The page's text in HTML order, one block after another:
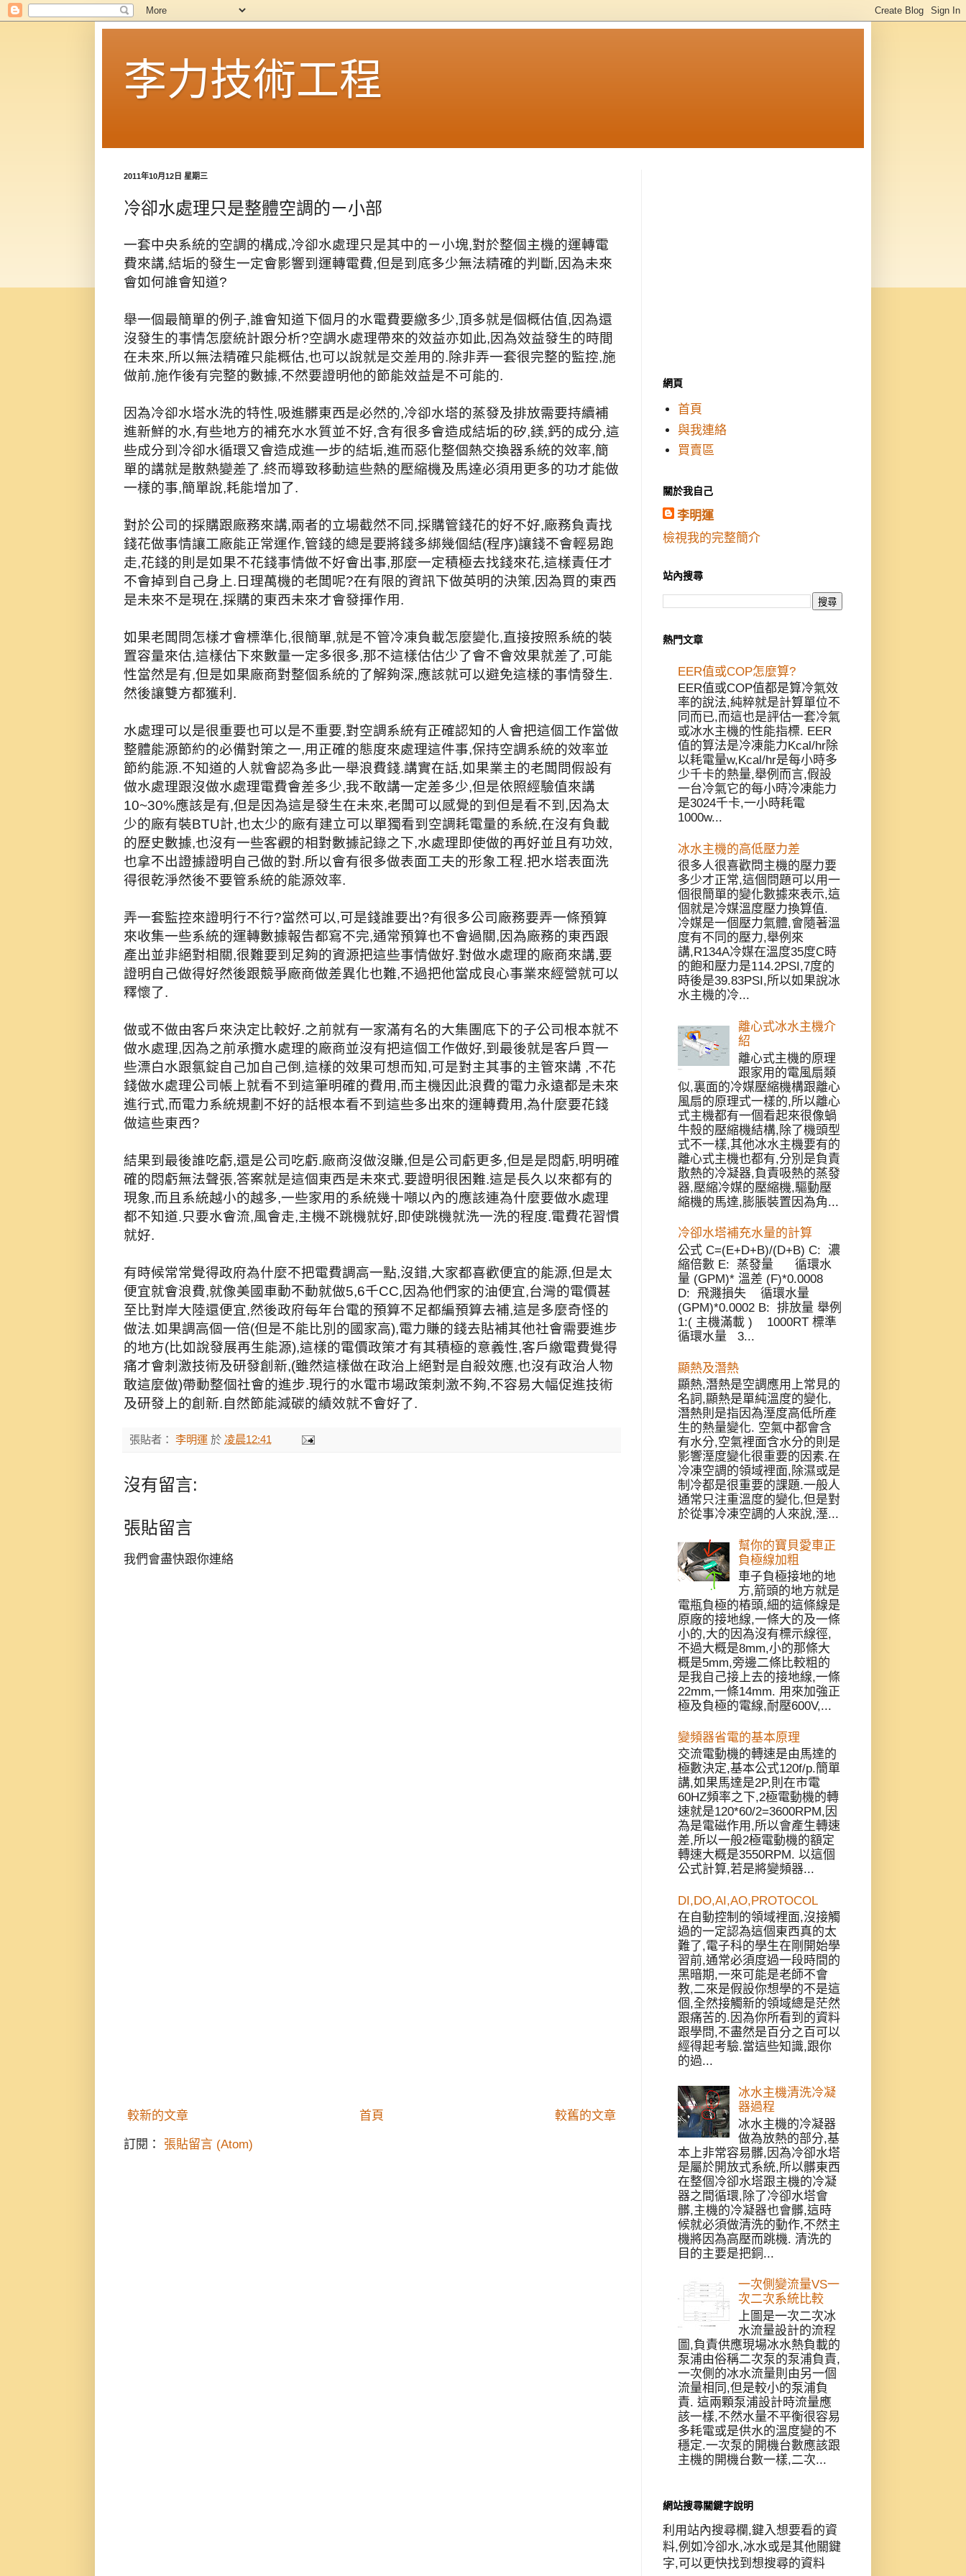
李力技術工程
2011年10月12日 星期三
冷卻水處理只是整體空調的ㄧ小部
一套中央系統的空調的構成,冷卻水處理只是其中的ㄧ小塊,對於整個主機的運轉電
費來講,結垢的發生一定會影響到運轉電費,但是到底多少無法精確的判斷,因為未來
會如何誰會知道?
舉一個最簡單的例子,誰會知道下個月的水電費要繳多少,頂多就是個概估值,因為還
沒發生的事情怎麼統計跟分析?空調水處理帶來的效益亦如此,因為效益發生的時間
在未來,所以無法精確只能概估,也可以說就是交差用的.除非弄一套很完整的監控,施
做前,施作後有完整的數據,不然要證明他的節能效益是不可能的.
因為冷卻水塔水洗的特性,吸進髒東西是必然的,冷卻水塔的蒸發及排放需要持續補
進新鮮的水,有些地方的補充水水質並不好,含有很多會造成結垢的矽,鎂,鈣的成分,這
些成分到冷卻水循環又會造成進一步的結垢,進而惡化整個熱交換器系統的效率,簡
單的講就是散熱變差了.終而導致移動這些熱的壓縮機及馬達必須用更多的功才能做
一樣的事,簡單說,耗能增加了.
對於公司的採購跟廠務來講,兩者的立場截然不同,採購管錢花的好不好,廠務負責找
錢花做事情讓工廠能正常運作,管錢的總是要將錢多綁幾個結(程序)讓錢不會輕易跑
走,花錢的則是如果不花錢事情做不好會出事,那麼一定積極去找錢來花,這樣責任才
不會掉到自己身上.日理萬機的老闆呢?在有限的資訊下做英明的決策,因為買的東西
是未來不是現在,採購的東西未來才會發揮作用.
如果老闆問怎樣才會標準化,很簡單,就是不管冷凍負載怎麼變化,直接按照系統的裝
置容量來估,這樣估下來數量一定多很多,那不這樣估估少了會不會效果就差了,可能
性當然是有,但是如果廠商對整個系統的了解夠深,應該就可以避免這樣的事情發生.
然後讓雙方都獲利.
水處理可以是很重要也可以是不重要,對空調系統有正確認知的人會把這個工作當做
整體能源節約的必備對策之一,用正確的態度來處理這件事,保持空調系統的效率並
節約能源.不知道的人就會認為多此一舉浪費錢.講實在話,如果業主的老闆問假設有
做水處理跟沒做水處理電費會差多少,我不敢講一定差多少,但是依照經驗值來講
10~30%應該是有,但是因為這是發生在未來,老闆可以感覺的到但是看不到,因為太
少的廠有裝BTU計,也太少的廠有建立可以單獨看到空調耗電量的系統,在沒有負載
的歷史數據,也沒有一些客觀的相對數據記錄之下,水處理即使做的再好並且有功效,
也拿不出證據證明自己做的對.所以會有很多做表面工夫的形象工程.把水塔表面洗
得很乾淨然後不要管系統的能源效率.
弄一套監控來證明行不行?當然可以,可是錢誰要出?有很多公司廠務要弄一條預算
來收集一些系統的運轉數據報告都寫不完,通常預算也不會過關,因為廠務的東西跟
產出並非絕對相關,很難要到足夠的資源把這些事情做好.對做水處理的廠商來講,要
證明自己做得好然後跟競爭廠商做差異化也難,不過把他當成良心事業來經營就可以
釋懷了.
做或不做由客戶來決定比較好.之前就有一家滿有名的大集團底下的子公司根本就不
做水處理,因為之前承攬水處理的廠商並沒有把這個工作做好,到最後就是客戶買一
些漂白水跟氯錠自己加自己倒,這樣的效果可想而知,可是對主其事的主管來講 ,不花
錢做水處理公司帳上就看不到這筆明確的費用,而主機因此浪費的電力永遠都是未來
進行式,而電力系統規劃不好的話根本看不到這些多出來的運轉費用,為什麼要花錢
做這些東西?
結果到最後誰吃虧,還是公司吃虧.廠商沒做沒賺,但是公司虧更多,但是是悶虧,明明確
確的悶虧無法聲張,答案就是這個東西是未來式.要證明很困難.這是長久以來都有的
現象,而且系統越小的越多,一些家用的系統幾十噸以內的應該連為什麼要做水處理
都不知道.只要水會流,風會走,主機不跳機就好,即使跳機就洗一洗的程度.電費花習慣
就好.
有時候常常覺得政府為什麼不把電費調高一點,沒錯,大家都喜歡便宜的能源,但是太
便宜就會浪費,就像美國車動不動就做5,6千CC,因為他們家的油便宜,台灣的電價甚
至比對岸大陸還便宜,然後政府每年台電的預算不足都編預算去補,這是多麼奇怪的
做法.如果調高個一倍(但是不能比別的國家高),電力賺的錢去貼補其他社會需要進步
的地方(比如說發展再生能源),這樣的電價政策才有其積極的意義性,客戶繳電費覺得
痛才會刺激技術及研發創新,(雖然這樣做在政治上絕對是自殺效應,也沒有政治人物
敢這麼做)帶動整個社會的進步.現行的水電市場政策刺激不夠,不容易大幅促進技術
及研發上的創新.自然節能減碳的績效就不會好了.
張貼者： 李明運 於 凌晨12:41
沒有留言:
張貼留言
我們會盡快跟你連絡
較新的文章 較舊的文章
首頁
訂閱： 張貼留言 (Atom)
網頁
首頁
與我連絡
買賣區
關於我自己
李明運
檢視我的完整簡介
站內搜尋
熱門文章
EER值或COP怎麼算?
EER值或COP值都是算冷氣效
率的說法,純粹就是計算單位不
同而已,而這也是評估一套冷氣
或冰水主機的性能指標. EER
值的算法是冷凍能力Kcal/hr除
以耗電量w,Kcal/hr是每小時多
少千卡的熱量,舉例而言,假設
一台冷氣它的每小時冷凍能力
是3024千卡,一小時耗電
1000w...
冰水主機的高低壓力差
很多人很喜歡問主機的壓力要
多少才正常,這個問題可以用一
個很簡單的變化數據來表示,這
個就是冷媒溫度壓力換算值.
冷媒是一個壓力氣體,會隨著溫
度有不同的壓力,舉例來
講,R134A冷媒在溫度35度C時
的飽和壓力是114.2PSI,7度的
時後是39.83PSI,所以如果說冰
水主機的冷...
離心式冰水主機介
紹
離心式主機的原理
跟家用的電風扇類
似,裏面的冷媒壓縮機構跟離心
風扇的原理式一樣的,所以離心
式主機都有一個看起來很像蝸
牛殼的壓縮機結構,除了機頭型
式不一樣,其他冰水主機要有的
離心式主機也都有,分別是負責
散熱的冷凝器,負責吸熱的蒸發
器,壓縮冷媒的壓縮機,驅動壓
縮機的馬達,膨脹裝置因為角...
冷卻水塔補充水量的計算
公式 C=(E+D+B)/(D+B) C: 濃
縮倍數 E: 蒸發量 循環水
量 (GPM)* 溫差 (F)*0.0008
D: 飛濺損失 循環水量
(GPM)*0.0002 B: 排放量 舉例
1:( 主機滿載 ) 1000RT 標準
循環水量 3...
顯熱及潛熱
顯熱,潛熱是空調應用上常見的
名詞,顯熱是單純溫度的變化,
潛熱則是指因為溼度高低所產
生的熱量變化. 空氣中都會含
有水分,空氣裡面含水分的則是
影響溼度變化很重要的因素.在
冷凍空調的領域裡面,除濕或是
制冷都是很重要的課題.一般人
通常只注重溫度的變化,但是對
於從事冷凍空調的人來說,溼...
幫你的寶貝愛車正
負極線加粗
車子負極接地的地
方,箭頭的地方就是
電瓶負極的樁頭,細的這條線是
原廠的接地線,一條大的及一條
小的,大的因為沒有標示線徑,
不過大概是8mm,小的那條大
概是5mm,旁邊二條比較粗的
是我自己接上去的接地線,一條
22mm,一條14mm. 用來加強正
極及負極的電線,耐壓600V,...
變頻器省電的基本原理
交流電動機的轉速是由馬達的
極數決定,基本公式120f/p.簡單
講,如果馬達是2P,則在市電
60HZ頻率之下,2極電動機的轉
速就是120*60/2=3600RPM,因
為是電磁作用,所以會產生轉速
差,所以一般2極電動機的額定
轉速大概是3550RPM. 以這個
公式計算,若是將變頻器...
DI,DO,AI,AO,PROTOCOL
在自動控制的領域裡面,沒接觸
過的一定認為這個東西真的太
難了,電子科的學生在剛開始學
習前,通常必須度過一段時間的
黑暗期,一來可能是老師不會
教,二來是假設你想學的不是這
個,全然接觸新的領域總是茫然
跟痛苦的.因為你所看到的資料
跟學問,不盡然是百分之百可以
經得起考驗.當這些知識,跟你
的過...
冰水主機清洗冷凝
器過程
冰水主機的冷凝器
做為放熱的部分,基
本上非常容易髒,因為冷卻水塔
是屬於開放式系統,所以髒東西
在整個冷卻水塔跟主機的冷凝
器之間循環,除了冷卻水塔會
髒,主機的冷凝器也會髒,這時
候就必須做清洗的動作,不然主
機將因為高壓而跳機. 清洗的
目的主要是把銅...
一次側變流量VS一
次二次系統比較
上圖是一次二次冰
水流量設計的流程
圖,負責供應現場冰水熱負載的
泵浦由俗稱二次泵的泵浦負責,
一次側的冰水流量則由另一個
流量相同,但是較小的泵浦負
責. 這兩顆泵浦設計時流量應
該一樣,不然水量不平衡很容易
多耗電或是供水的溫度變的不
穩定.一次泵的開機台數應該跟
主機的開機台數一樣,二次...
網站搜尋關鍵字說明
利用站內搜尋欄,鍵入想要看的資
料,例如冷卻水,冰水或是其他關鍵
字,可以更快找到想搜尋的資料